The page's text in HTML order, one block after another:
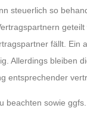
steuerlich so
fällt. Ein
Allerdings bleiben
entsprechender
beachten sowie